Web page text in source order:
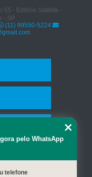
55 - Edifício Satélite -
- SP
(11) 99550-5224
pelo WhatsApp
telefone